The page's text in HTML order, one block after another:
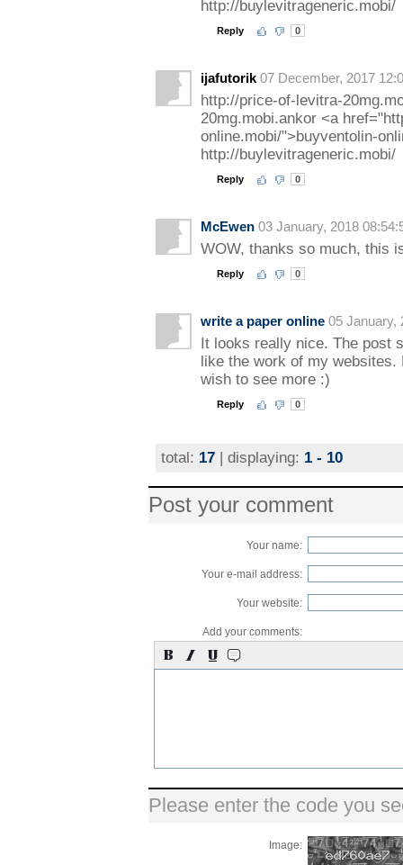
http://buylevitrageneric.mobi/
Reply 0
ijafutorik 07 December, 2017
http://price-of-levitra-
20mg.mobi.ankor <a
online.mobi/">buyventolin-
http://buylevitrageneric.mobi/
Reply 0
McEwen 03 January, 2018
WOW, thanks so much, this
Reply 0
write a paper online 05 January,
It looks really nice. The post
like the work of my websites.
wish to see more :)
Reply 0
total: 17 | displaying: 1 - 10
Post your comment
Your name:
Your e-mail address:
Your website:
Add your comments:
Please enter the code you
Image: